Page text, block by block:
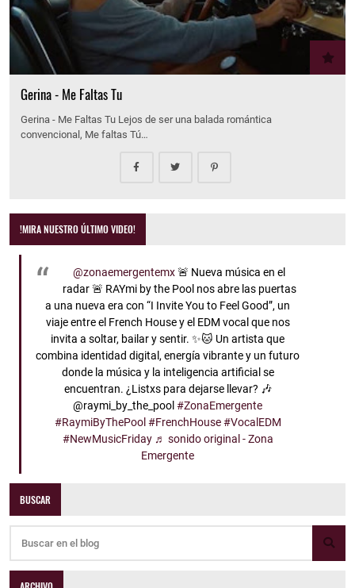
Gerina - Me Faltas Tu
Gerina - Me Faltas Tu Lejos de ser una balada romántica
convencional, Me faltas Tú…
!MIRA NUESTRO ÚLTIMO VIDEO!
@zonaemergentemx🚨 Nueva música en el
radar 🚨 RAYmi by the Pool nos abre las puertas
a una nueva era con “I Invite You to Feel Good”, un
viaje entre el French House y el EDM vocal que nos
invita a soltar, bailar y sentir. ✨🐱 Un artista que
combina identidad digital, energía vibrante y un futuro
donde la música y la inteligencia artificial se
encuentran. ¿Listxs para dejarse llevar? 🎶
@raymi_by_the_pool#ZonaEmergente
#RaymiByThePool #FrenchHouse #VocalEDM
#NewMusicFriday ♬ sonido original - Zona
Emergente
BUSCAR